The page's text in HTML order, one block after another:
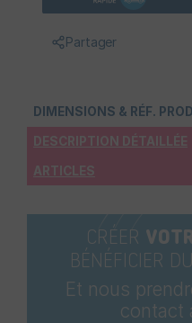
Partager
DIMENSIONS & RÉF.
DESCRIPTION DÉTAILLÉE
ARTICLES
CRÉER
BÉNÉFICIER DU
Et nous
contact